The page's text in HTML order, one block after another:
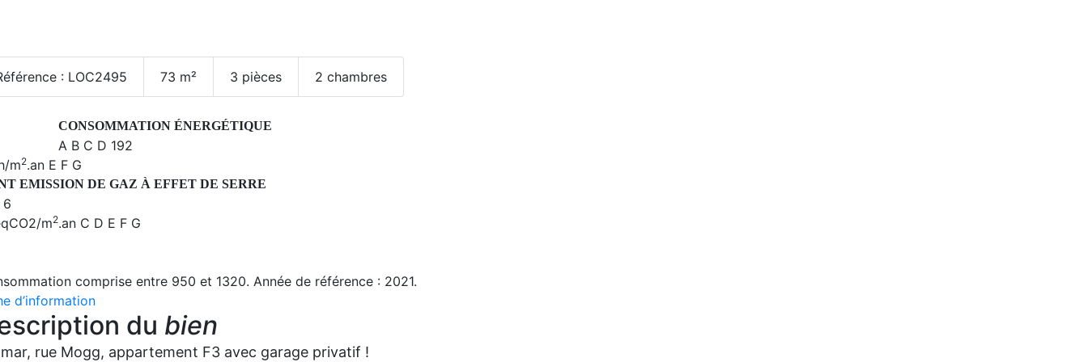
: LOC2495 73 m² 3 pièces 2chambres
CONSOMMATION ÉNERGÉTIQUE
A B C D 192
m2.an E F G
EMISSION DE GAZ À EFFET DE SERRE
6
m2.an C D E F G
comprise entre 950 et 1320. Année de référence : 2021.
d’information
du bien
rue Mogg, appartement F3 avec garage privatif !